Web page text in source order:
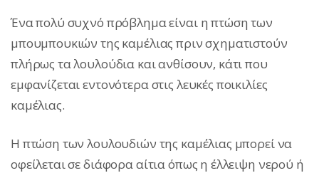
Ένα πολύ συχνό πρόβλημα είναι η πτώση των
μπουμπουκιών της καμέλιας πριν σχηματιστούν
πλήρως τα λουλούδια και ανθίσουν, κάτι που
εμφανίζεται εντονότερα στις λευκές ποικιλίες
καμέλιας.
Η πτώση των λουλουδιών της καμέλιας μπορεί να
οφείλεται σε διάφορα αίτια όπως η έλλειψη νερού ή